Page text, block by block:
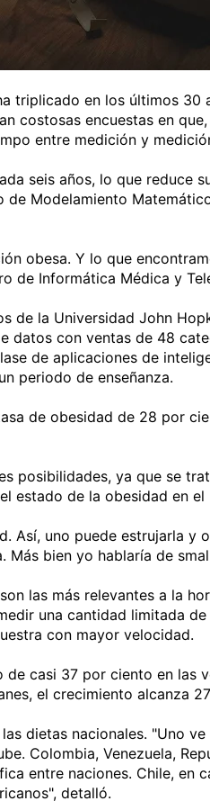
triplicado en los últimos
costosas encuestas en
entre medición y
seis años, lo que reduce
Modelamiento
obesa. Y lo que
de Informática Médica y
de la Universidad John
datos con ventas de 48
de aplicaciones de
periodo de enseñanza.
de obesidad de 28 por
posibilidades, ya que se
estado de la obesidad en
Así, uno puede estrujarla
bien yo hablaría de
las más relevantes a la
una cantidad limitada
con mayor velocidad.
casi 37 por ciento en las
el crecimiento alcanza
dietas nacionales. "Uno
Colombia, Venezuela,
entre naciones. Chile, en
detalló.